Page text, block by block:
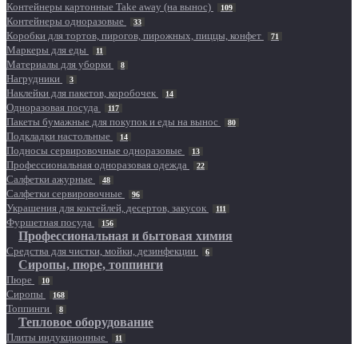
Контейнеры картонные Take away (на вынос) 109
Контейнеры одноразовые 33
Коробки для тортов, пирогов, пирожных, пиццы, конфет 71
Маркеры для еды 11
Материалы для уборки 8
Нагрудники 3
Наклейки для пакетов, коробочек 14
Одноразовая посуда 117
Пакеты бумажные для покупок и еды на вынос 80
Подкладки настольные 14
Подносы сервировочные одноразовые 13
Профессиональная одноразовая одежда 22
Салфетки ажурные 48
Салфетки сервировочные 96
Украшения для коктейлей, десертов, закусок 111
Фуршетная посуда 156
Профессиональная и бытовая химия
Средства для чистки, мойки, дезинфекции 6
Сиропы, пюре, топпинги
Пюре 10
Сиропы 168
Топпинги 8
Тепловое оборудование
Плиты индукционные 11